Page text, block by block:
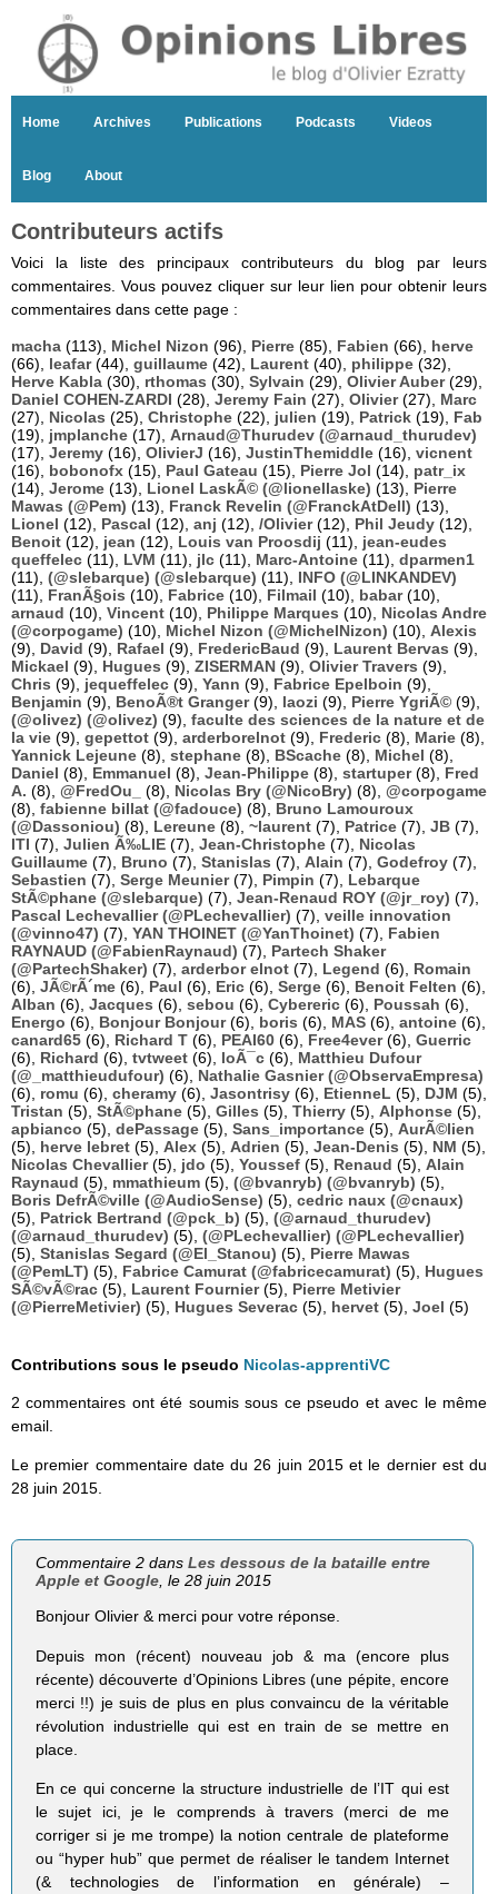
Home Archives Publications Podcasts Videos
Blog About
Contributeurs actifs
Voici la liste des principaux contributeurs du blog par leurs
commentaires. Vous pouvez cliquer sur leur lien pour obtenir leurs
commentaires dans cette page :
macha (113), Michel Nizon (96), Pierre (85), Fabien (66), herve
(66), leafar(44), guillaume (42), Laurent (40), philippe (32),
Herve Kabla (30), rthomas (30), Sylvain (29), Olivier Auber(29),
Daniel COHEN-ZARDI (28), Jeremy Fain (27), Olivier(27), Marc
(27), Nicolas (25), Christophe (22), julien (19), Patrick (19), Fab
(19), jmplanche (17), Arnaud@Thurudev (@arnaud_thurudev)
(17), Jeremy (16), OlivierJ (16), JustinThemiddle (16), vicnent
(16), bobonofx (15), Paul Gateau (15), Pierre Jol (14), patr_ix
(14), Jerome (13), Lionel LaskÃ© (@lionellaske) (13), Pierre
Mawas (@Pem) (13), Franck Revelin (@FranckAtDell) (13),
Lionel (12), Pascal (12), anj (12), /Olivier(12), Phil Jeudy (12),
Benoit (12), jean (12), Louis van Proosdij (11), jean-eudes
queffelec (11), LVM (11), jlc (11), Marc-Antoine (11), dparmen1
(11), (@slebarque) (@slebarque) (11), INFO (@LINKANDEV)
(11), FranÃ§ois (10), Fabrice (10), Filmail (10), babar(10),
arnaud (10), Vincent (10), Philippe Marques (10), Nicolas Andre
(@corpogame) (10), Michel Nizon (@MichelNizon) (10), Alexis
(9), David (9), Rafael (9), FredericBaud (9), Laurent Bervas (9),
Mickael (9), Hugues (9), ZISERMAN (9), Olivier Travers (9),
Chris (9), jequeffelec (9), Yann (9), Fabrice Epelboin (9),
Benjamin (9), BenoÃ®t Granger(9), laozi (9), Pierre YgriÃ© (9),
(@olivez) (@olivez) (9), faculte des sciences de la nature et de
la vie (9), gepettot (9), arderborelnot (9), Frederic (8), Marie (8),
Yannick Lejeune (8), stephane (8), BScache (8), Michel (8),
Daniel (8), Emmanuel (8), Jean-Philippe (8), startuper(8), Fred
A. (8), @FredOu_ (8), Nicolas Bry (@NicoBry) (8), @corpogame
(8), fabienne billat (@fadouce) (8), Bruno Lamouroux
(@Dassoniou) (8), Lereune (8), ~laurent (7), Patrice (7), JB (7),
ITI (7), Julien Ã‰LIE (7), Jean-Christophe (7), Nicolas
Guillaume (7), Bruno (7), Stanislas (7), Alain (7), Godefroy (7),
Sebastien (7), Serge Meunier(7), Pimpin (7), Lebarque
StÃ©phane (@slebarque) (7), Jean-Renaud ROY (@jr_roy) (7),
Pascal Lechevallier (@PLechevallier) (7), veille innovation
(@vinno47) (7), YAN THOINET (@YanThoinet) (7), Fabien
RAYNAUD (@FabienRaynaud) (7), Partech Shaker
(@PartechShaker) (7), arderbor elnot (7), Legend (6), Romain
(6), JÃ©rÃ´me (6), Paul (6), Eric (6), Serge (6), Benoit Felten (6),
Alban (6), Jacques (6), sebou (6), Cybereric (6), Poussah (6),
Energo (6), Bonjour Bonjour(6), boris (6), MAS (6), antoine (6),
canard65 (6), Richard T (6), PEAI60 (6), Free4ever(6), Guerric
(6), Richard (6), tvtweet (6), loÃ¯c (6), Matthieu Dufour
(@_matthieudufour) (6), Nathalie Gasnier (@ObservaEmpresa)
(6), romu (6), cheramy (6), Jasontrisy (6), EtienneL (5), DJM (5),
Tristan (5), StÃ©phane (5), Gilles (5), Thierry (5), Alphonse (5),
apbianco (5), dePassage (5), Sans_importance (5), AurÃ©lien
(5), herve lebret (5), Alex (5), Adrien (5), Jean-Denis (5), NM (5),
Nicolas Chevallier(5), jdo (5), Youssef (5), Renaud (5), Alain
Raynaud (5), mmathieum (5), (@bvanryb) (@bvanryb) (5),
Boris DefrÃ©ville (@AudioSense) (5), cedric naux (@cnaux)
(5), Patrick Bertrand (@pck_b) (5), (@arnaud_thurudev)
(@arnaud_thurudev) (5), (@PLechevallier) (@PLechevallier)
(5), Stanislas Segard (@El_Stanou) (5), Pierre Mawas
(@PemLT) (5), Fabrice Camurat (@fabricecamurat) (5), Hugues
SÃ©vÃ©rac (5), Laurent Fournier(5), Pierre Metivier
(@PierreMetivier) (5), Hugues Severac (5), hervet (5), Joel (5)
Contributions sous le pseudo Nicolas-apprentiVC
2 commentaires ont été soumis sous ce pseudo et avec le même
email.
Le premier commentaire date du 26 juin 2015 et le dernier est du
28 juin 2015.
Commentaire 2 dansLes dessous de la bataille entre
Apple et Google, le 28 juin 2015
Bonjour Olivier & merci pour votre réponse.
Depuis mon (récent) nouveau job & ma (encore plus
récente) découverte d’Opinions Libres (une pépite, encore
merci !!) je suis de plus en plus convaincu de la véritable
révolution industrielle qui est en train de se mettre en
place.
En ce qui concerne la structure industrielle de l’IT qui est
le sujet ici, je le comprends à travers (merci de me
corriger si je me trompe) la notion centrale de plateforme
ou “hyper hub” que permet de réaliser le tandem Internet
(& technologies de l’information en générale) –